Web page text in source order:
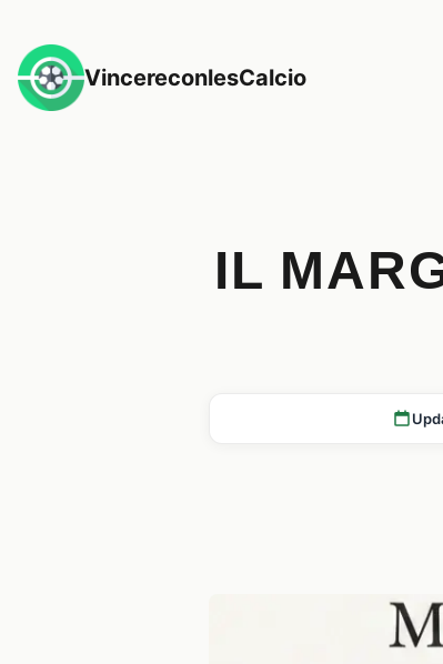
VincereconlesCalcio
IL